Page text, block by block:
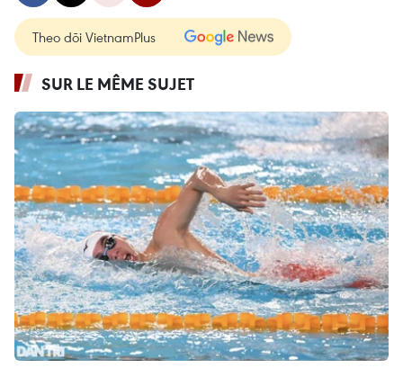
Theo dõi VietnamPlus
SUR LE MÊME SUJET